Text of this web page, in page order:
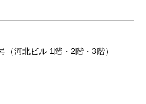
河北ビル 1階・2階・3階）